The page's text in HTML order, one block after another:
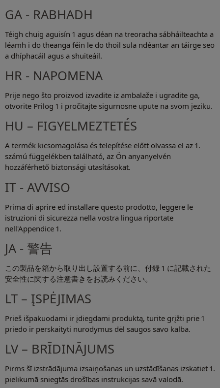
GA - RABHADH
Téigh chuig aguisín 1 agus déan na treoracha sábháilteachta a
léamh i do theanga féin le do thoil sula ndéantar an táirge seo
a dhíphacáil agus a shuiteáil.
HR - NAPOMENA
Prije nego što proizvod izvadite iz ambalaže i ugradite ga,
otvorite Prilog 1 i pročitajte sigurnosne upute na svom jeziku.
HU – FIGYELMEZTETÉS
A termék kicsomagolása és telepítése előtt olvassa el az 1.
számú függelékben található, az Ön anyanyelvén
hozzáférhető biztonsági utasításokat.
IT - AVVISO
Prima di aprire ed installare questo prodotto, leggere le
istruzioni di sicurezza nella vostra lingua riportate
nell'Appendice 1.
JA - 警告
この製品を箱から取り出し設置する前に、付録 1 に記載された
安全性に関する注意書きをお読みください。
LT – ĮSPĖJIMAS
Prieš išpakuodami ir įdiegdami produktą, turite grįžti prie 1
priedo ir perskaityti nurodymus dėl saugos savo kalba.
LV – BRĪDINĀJUMS
Pirms šī izstrādājuma izsaiņošanas un uzstādīšanas izskatiet 1.
pielikumā sniegtās drošības instrukcijas savā valodā.